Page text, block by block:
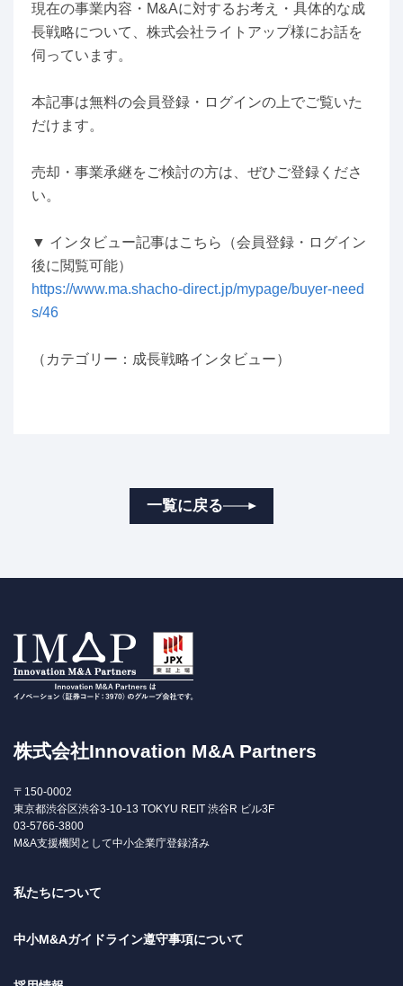
現在の事業内容・M&Aに対するお考え・具体的な成
長戦略について、株式会社ライトアップ様にお話を
伺っています。
本記事は無料の会員登録・ログインの上でご覧いた
だけます。
売却・事業承継をご検討の方は、ぜひご登録くださ
い。
▼ インタビュー記事はこちら（会員登録・ログイン
後に閲覧可能）
https://www.ma.shacho-direct.jp/mypage/buyer-need
s/46
（カテゴリー：成長戦略インタビュー）
一覧に戻る
株式会社Innovation M&A Partners
〒150-0002
東京都渋谷区渋谷3-10-13 TOKYU REIT 渋谷R ビル3F
03-5766-3800
M&A支援機関として中小企業庁登録済み
私たちについて
中小M&Aガイドライン遵守事項について